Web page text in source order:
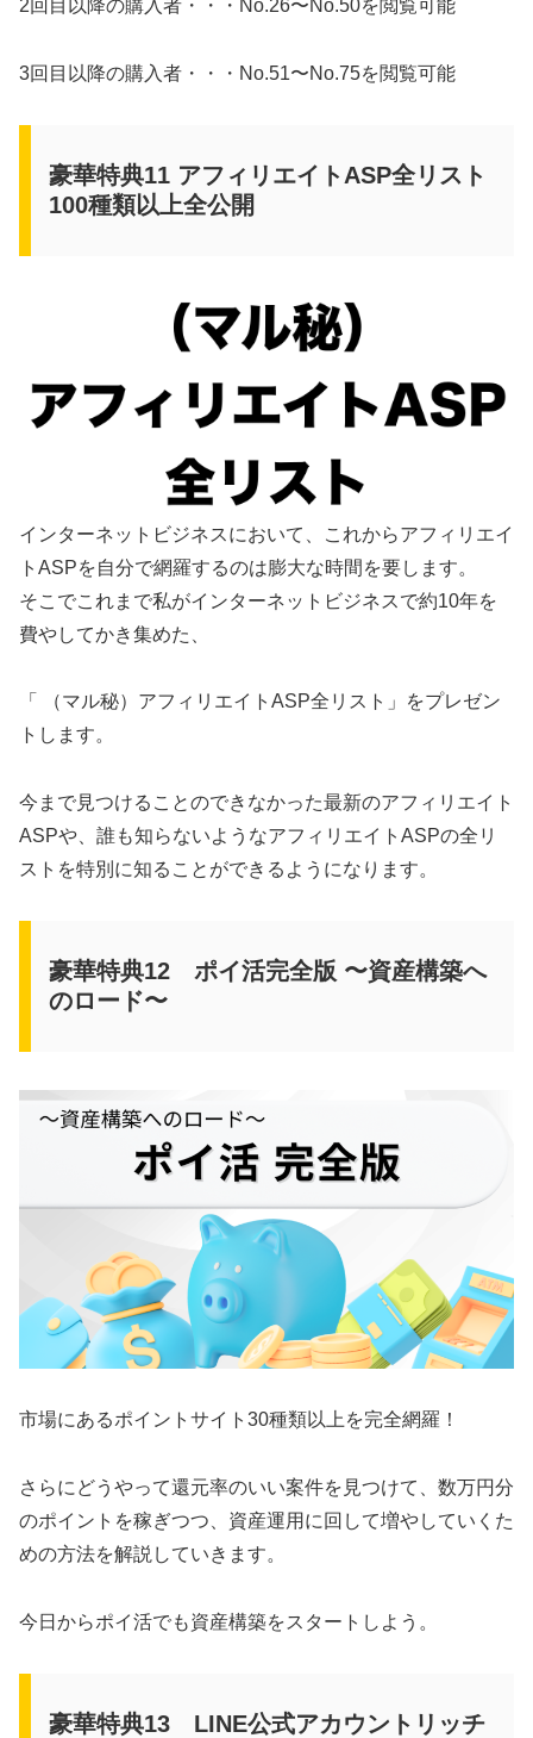
2回目以降の購入者・・・No.26〜No.50を閲覧可能
3回目以降の購入者・・・No.51〜No.75を閲覧可能
豪華特典11 アフィリエイトASP全リスト
100種類以上全公開
インターネットビジネスにおいて、これからアフィリエイ
トASPを自分で網羅するのは膨大な時間を要します。
そこでこれまで私がインターネットビジネスで約10年を
費やしてかき集めた、
「 （マル秘）アフィリエイトASP全リスト」をプレゼン
トします。
今まで見つけることのできなかった最新のアフィリエイト
ASPや、誰も知らないようなアフィリエイトASPの全リ
ストを特別に知ることができるようになります。
豪華特典12 ポイ活完全版 〜資産構築へ
のロード〜
市場にあるポイントサイト30種類以上を完全網羅！
さらにどうやって還元率のいい案件を見つけて、数万円分
のポイントを稼ぎつつ、資産運用に回して増やしていくた
めの方法を解説していきます。
今日からポイ活でも資産構築をスタートしよう。
豪華特典13 LINE公式アカウントリッチ